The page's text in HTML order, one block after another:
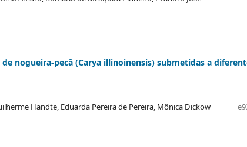
nogueira-pecã (Carya illinoinensis) submetidas a
Handte, Eduarda Pereira de Pereira, Mônica Dickow